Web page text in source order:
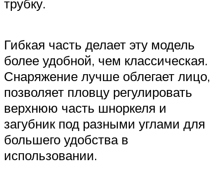
трубку.
Гибкая часть делает эту модель
более удобной, чем классическая.
Снаряжение лучше облегает лицо,
позволяет пловцу регулировать
верхнюю часть шноркеля и
загубник под разными углами для
большего удобства в
использовании.